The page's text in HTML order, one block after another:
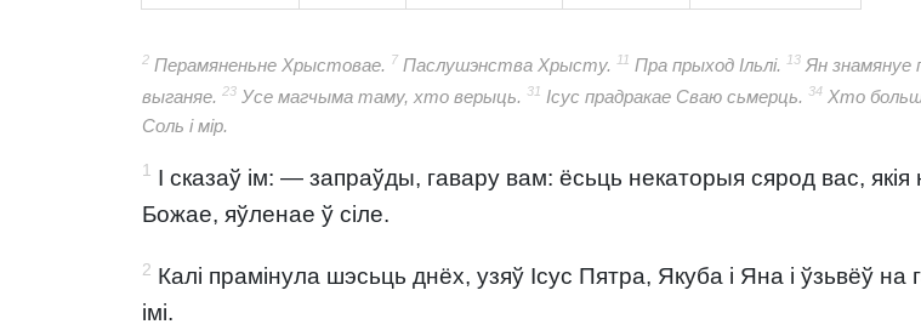
2 Перамяненьне Хрыстовае. 7 Паслушэнства Хрысту. 11 Пра прыход Ільлі. 13 Ян знамянуе
выганяе. 23 Усе магчыма таму, хто верыць. 31 Ісус прадракае Сваю сьмерць. 34 Хто
Соль і мір.
1 I сказаў ім: — запраўды, гавару вам: ёсьць некаторыя сярод вас,
Божае, яўленае ў сіле.
2 Калі прамінула шэсьць днёх, узяў Ісус Пятра, Якуба і Яна і ўзьвёў
імі.